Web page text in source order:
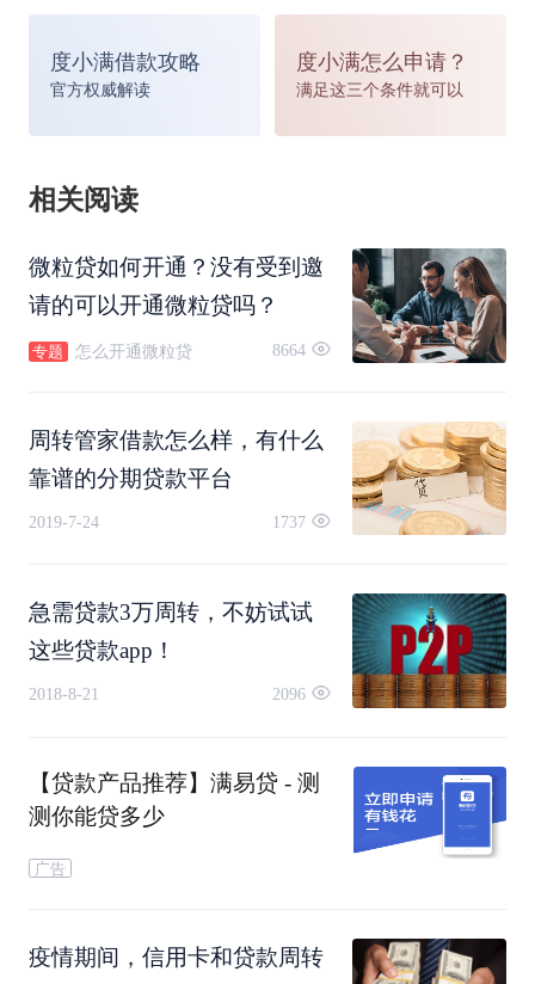
02
进入“理财通”界面，在最底部找到“我的”
度小满借款攻略
官方权威解读
度小满怎么申请？
满足这三个条件就可以
相关阅读
微粒贷如何开通？没有受到邀
请的可以开通微粒贷吗？
专题 怎么开通微粒贷 8664
周转管家借款怎么样，有什么
靠谱的分期贷款平台
2019-7-24 1737
急需贷款3万周转，不妨试试
这些贷款app！
2018-8-21 2096
【贷款产品推荐】满易贷 - 测
测你能贷多少
广告
疫情期间，信用卡和贷款周转